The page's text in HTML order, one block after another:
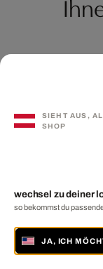
Intersections 44
SIEHT AUS,
SHOP
wechsel zu deiner
so bekommst du
JA, ICH